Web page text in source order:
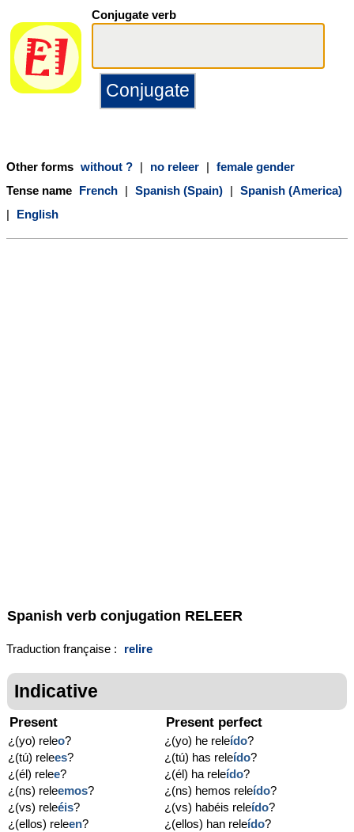
Conjugate verb
Other forms without ? | no releer | female gender
Tense name French | Spanish (Spain) | Spanish (America)
|
English
Spanish verb conjugation RELEER
Traduction française : relire
Indicative
Present
¿(yo) releo?
¿(tú) relees?
¿(él) relee?
¿(ns) releemos?
¿(vs) releéis?
¿(ellos) releen?
Present perfect
¿(yo) he releído?
¿(tú) has releído?
¿(él) ha releído?
¿(ns) hemos releído?
¿(vs) habéis releído?
¿(ellos) han releído?